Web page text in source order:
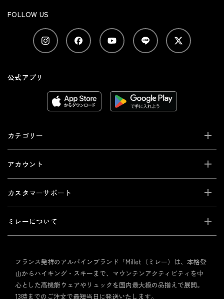
FOLLOW US
公式アプリ
カテゴリー
アカウント
カスタマーサポート
ミレーについて
フランス発祥のアルパインブランド「Millet（ミレー）は、本格登
山からハイキング・スキーまで、マウンテンアクティビティを中
心とした高機能ウェアやリュックを国内最大級の品揃えで展開。
13時までのご注文で最短当日に発送いたします。